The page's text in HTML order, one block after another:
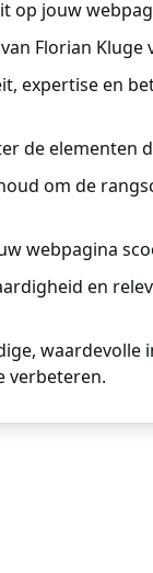
op jouw
Florian
expertise en
de elementen
om de
webpagina
en
waardevolle
verbeteren.